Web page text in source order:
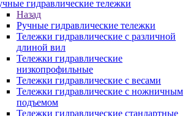
гидравлические тележки
Назад
Ручные гидравлические тележки
Тележки гидравлические с различной
длиной вил
Тележки гидравлические
низкопрофильные
Тележки гидравлические с весами
Тележки гидравлические с ножничным
подъемом
Тележки гидравлические стандартные